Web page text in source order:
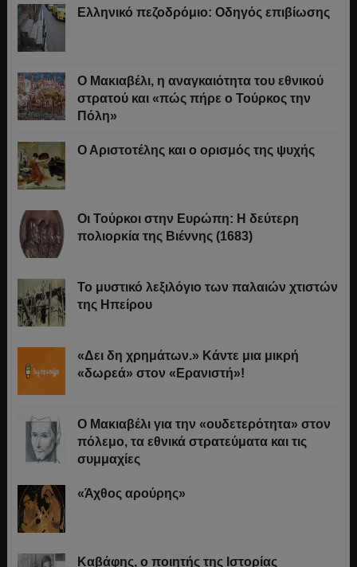
Ελληνικό πεζοδρόμιο: Οδηγός επιβίωσης
Ο Μακιαβέλι, η αναγκαιότητα του εθνικού
στρατού και «πώς πήρε ο Τούρκος την
Πόλη»
Ο Αριστοτέλης και ο ορισμός της ψυχής
Οι Τούρκοι στην Ευρώπη: Η δεύτερη
πολιορκία της Βιέννης (1683)
Το μυστικό λεξιλόγιο των παλαιών χτιστών
της Ηπείρου
«Δει δη χρημάτων.» Κάντε μια μικρή
«δωρεά» στον «Ερανιστή»!
O Μακιαβέλι για την «ουδετερότητα» στον
πόλεμο, τα εθνικά στρατεύματα και τις
συμμαχίες
«Άχθος αρούρης»
Καβάφης, ο ποιητής της Ιστορίας